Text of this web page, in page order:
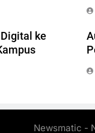
ke
Newsmatic -